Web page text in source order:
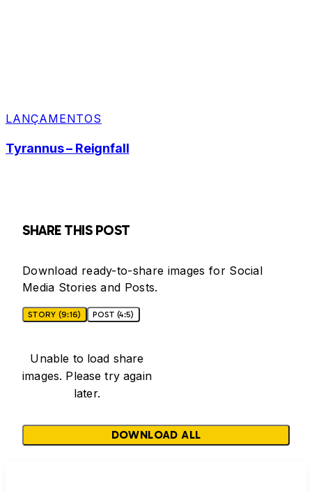
LANÇAMENTOS
Tyrannus – Reignfall
SHARE THIS POST
Download ready-to-share images for Social
Media Stories and Posts.
STORY (9:16) POST (4:5)
Unable to load share
images. Please try again
later.
DOWNLOAD ALL